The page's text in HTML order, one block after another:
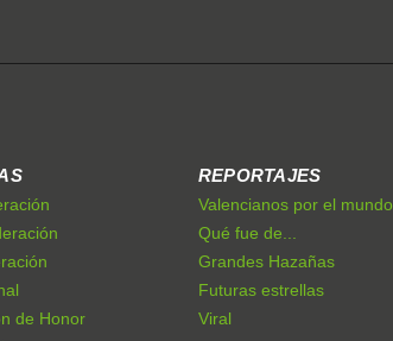
de Honor
REPORTAJES
Valencianos por el mundo
Qué fue de...
Grandes Hazañas
Futuras estrellas
Viral